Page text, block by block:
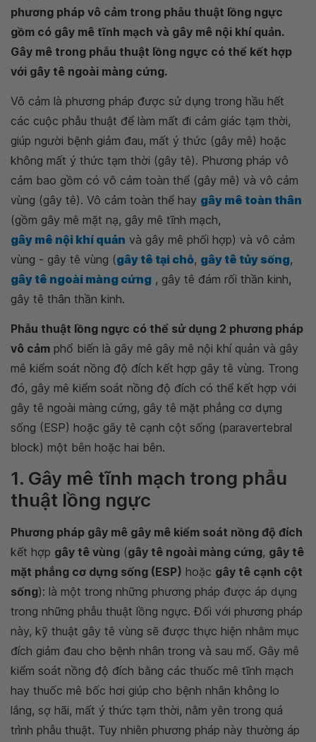
phương pháp vô cảm trong phẫu thuật lồng ngực
gồm có gây mê tĩnh mạch và gây mê nội khí quản.
Gây mê trong phẫu thuật lồng ngực có thể kết hợp
với gây tê ngoài màng cứng.
Vô cảm là phương pháp được sử dụng trong hầu hết
các cuộc phẫu thuật để làm mất đi cảm giác tạm thời,
giúp người bệnh giảm đau, mất ý thức (gây mê) hoặc
không mất ý thức tạm thời (gây tê). Phương pháp vô
cảm bao gồm có vô cảm toàn thể (gây mê) và vô cảm
vùng (gây tê). Vô cảm toàn thể hay gây mê toàn thân
(gồm gây mê mặt nạ, gây mê tĩnh mạch,
gây mê nội khí quản và gây mê phối hợp) và vô cảm
vùng - gây tê vùng (gây tê tại chỗ, gây tê tủy sống,
gây tê ngoài màng cứng , gây tê đám rối thần kinh,
gây tê thân thần kinh.
Phẫu thuật lồng ngực có thể sử dụng 2 phương pháp
vô cảm phổ biến là gây mê gây mê nội khí quản và gây
mê kiểm soát nồng độ đích kết hợp gây tê vùng. Trong
đó, gây mê kiểm soát nồng độ đích có thể kết hợp với
gây tê ngoài màng cứng, gây tê mặt phẳng cơ dựng
sống (ESP) hoặc gây tê cạnh cột sống (paravertebral
block) một bên hoặc hai bên.
1. Gây mê tĩnh mạch trong phẫu
thuật lồng ngực
Phương pháp gây mê gây mê kiểm soát nồng độ đích
kết hợp gây tê vùng (gây tê ngoài màng cứng, gây tê
mặt phẳng cơ dựng sống (ESP) hoặc gây tê cạnh cột
sống): là một trong những phương pháp được áp dụng
trong những phẫu thuật lồng ngực. Đối với phương pháp
này, kỹ thuật gây tê vùng sẽ được thực hiện nhằm mục
đích giảm đau cho bệnh nhân trong và sau mổ. Gây mê
kiểm soát nồng độ đích bằng các thuốc mê tĩnh mạch
hay thuốc mê bốc hơi giúp cho bệnh nhân không lo
lắng, sợ hãi, mất ý thức tạm thời, nằm yên trong quá
trình phẫu thuật. Tuy nhiên phương pháp này thường áp